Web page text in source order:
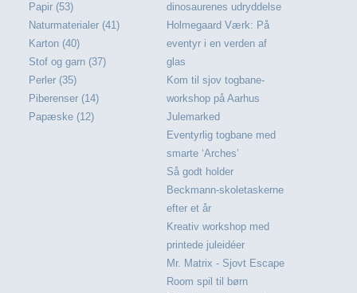
Papir (53)
Naturmaterialer (41)
Karton (40)
Stof og garn (37)
Perler (35)
Piberenser (14)
Papæske (12)
dinosaurenes udryddelse
Holmegaard Værk: På
eventyr i en verden af
glas
Kom til sjov togbane-
workshop på Aarhus
Julemarked
Eventyrlig togbane med
smarte ‘Arches’
Så godt holder
Beckmann-skoletaskerne
efter et år
Kreativ workshop med
printede juleidéer
Mr. Matrix - Sjovt Escape
Room spil til børn